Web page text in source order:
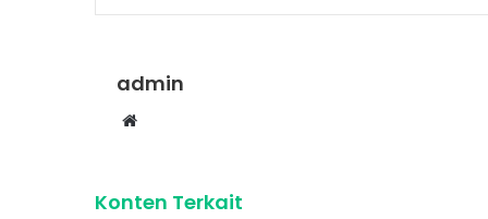
admin
Website
Konten Terkait